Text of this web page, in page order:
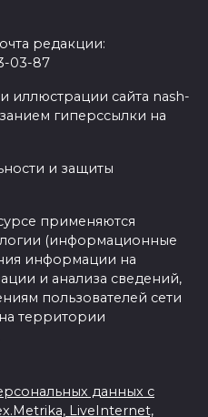
редакции:
03-87
иллюстрации сайта nash-
гиперссылки на
и защиты
применяются
(информационные
информации на
и анализа сведений,
пользователей сети
территории
данных с
LiveInternet,